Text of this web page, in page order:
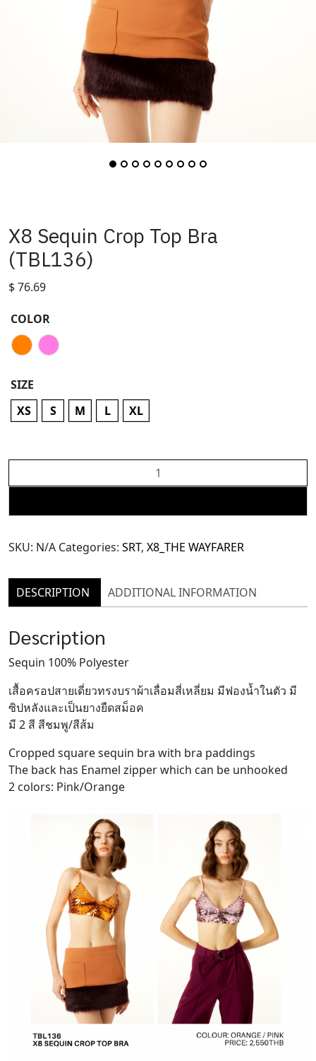
X8 Sequin Crop Top Bra
(TBL136)
$76.69
COLOR
SIZE
XS
S M L XL
Sequin
Top
(TBL136)
SKU: N/A Categories: SRT, X8_THE WAYFARER
DESCRIPTION ADDITIONAL INFORMATION
Description
Sequin 100% Polyester
เสื้อครอปสายเดี่ยวทรงบราผ้าเลื่อมสี่เหลี่ยม มีฟองน้ำในตัว มี
ซิปหลังและเป็นยางยืดสม็อค
มี 2 สี สีชมพู/สีส้ม
Cropped square sequin bra with bra paddings
The back has Enamel zipper which can be unhooked
2 colors: Pink/Orange